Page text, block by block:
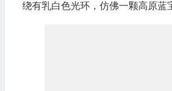
绕有乳白色光环，仿佛一颗高原蓝